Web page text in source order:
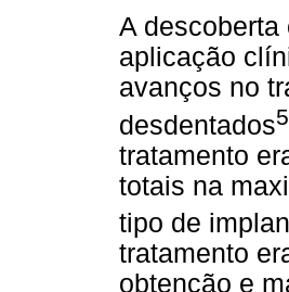
A
aplicação
avanços no
desdentados5
tratamento
totais na
tipo de
tratamento
obtenção e